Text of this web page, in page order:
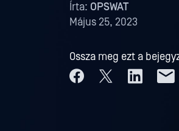
Írta: OPSWAT
Május 25, 2023
Ossza meg ezt a